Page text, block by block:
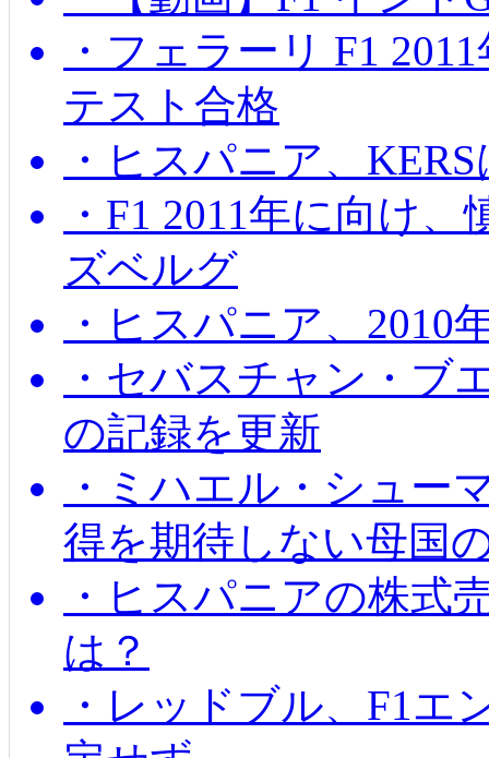
・フェラーリ F1
テスト合格
・ヒスパニア、
・F1 2011年に向け
ズベルグ
・ヒスパニア、2010
・セバスチャン・ブ
の記録を更新
・ミハエル・シュー
得を期待しない母国
・ヒスパニアの株式
は？
・レッドブル、F1エ